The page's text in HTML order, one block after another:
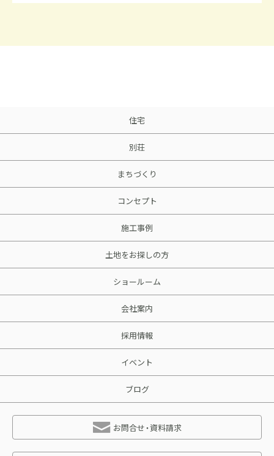
住宅
別荘
まちづくり
コンセプト
施工事例
土地をお探しの方
ショールーム
会社案内
採用情報
イベント
ブログ
お問合せ・資料請求